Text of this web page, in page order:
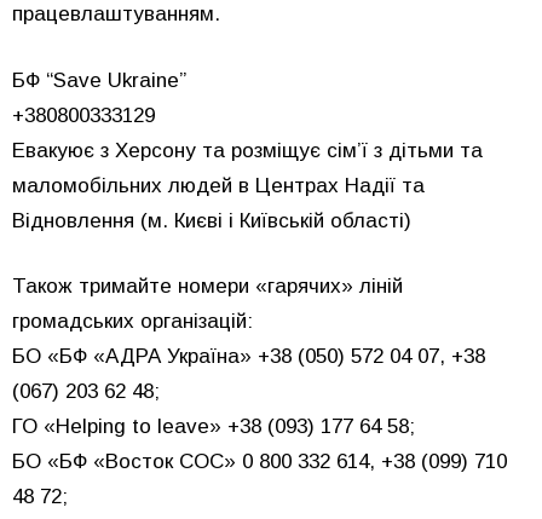
працевлаштуванням.
БФ “Save Ukraine”
+380800333129
Евакуює з Херсону та розміщує сімʼї з дітьми та
маломобільних людей в Центрах Надії та
Відновлення (м. Києві і Київській області)
Також тримайте номери «гарячих» ліній
громадських організацій:
БО «БФ «АДРА Україна» +38 (050) 572 04 07, +38
(067) 203 62 48;
ГО «Helping to leave» +38 (093) 177 64 58;
БО «БФ «Восток СОС» 0 800 332 614, +38 (099) 710
48 72;